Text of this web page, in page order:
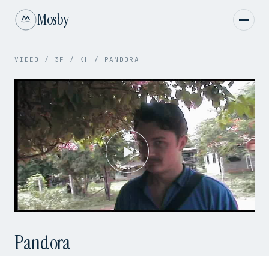
Mosby
VIDEO / 3F / KH / PANDORA
Play
Video
Pandora